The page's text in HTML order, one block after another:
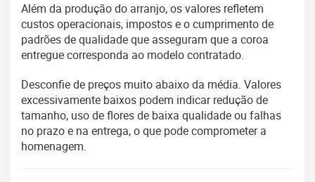
Além da produção do arranjo, os valores refletem
custos operacionais, impostos e o cumprimento de
padrões de qualidade que asseguram que a coroa
entregue corresponda ao modelo contratado.
Desconfie de preços muito abaixo da média. Valores
excessivamente baixos podem indicar redução de
tamanho, uso de flores de baixa qualidade ou falhas
no prazo e na entrega, o que pode comprometer a
homenagem.